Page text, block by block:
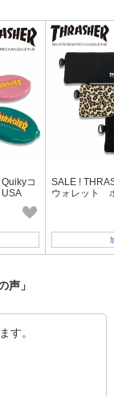
コ
SALE !
ウォレット
声」
す。